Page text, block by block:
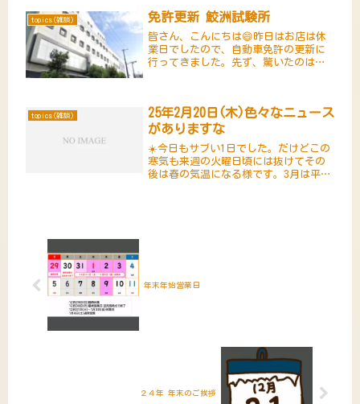
ています。特に今年は準確定申告も
行...
topics(雑談) 免許更新 鮫洲試験所
皆さん、こんにちは😄昨日はお店は休
業日でしたので、自動車免許の更新に
行ってきました。先ず、驚いたのは東
新は鮫洲試験場で行ってきま...
topics(雑談)
25年2月20日(木)色々なニュース
がありますな
☀️今日もサブい1日でした。だけどこの
寒気も来週の火曜日頃には抜けてその
後は春の気温になる様です。3月は平年
年末年始営業日
２４年 年末のご挨拶